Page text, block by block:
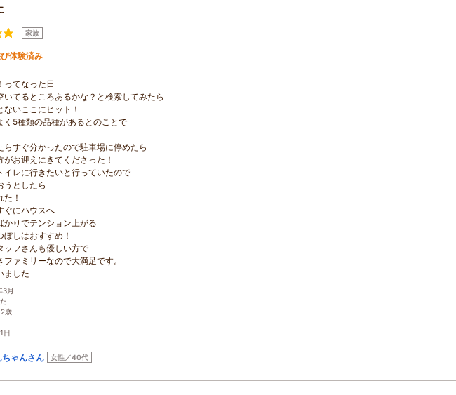
家族
体験済み
ってなった日
いてるところあるかな？と検索してみたら
いここにヒット！
く5種類の品種があるとのことで
らすぐ分かったので駐車場に停めたら
がお迎えにきてくださった！
イレに行きたいと行っていたので
うとしたら
！
ぐにハウスへ
かりでテンション上がる
しはおすすめ！
ッフさんも優しい方で
ァミリーなので大満足です。
ました
3月
歳
日
ちゃんさん 女性／40代